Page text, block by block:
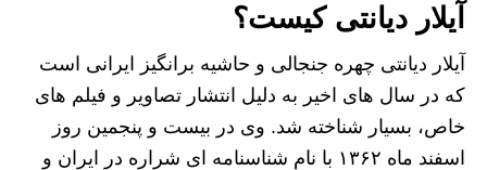
آیلار دیانتی کیست؟
آیلار دیانتی چهره جنجالی و حاشیه برانگیز ایرانی است
که در سال های اخیر به دلیل انتشار تصاویر و فیلم های
خاص، بسیار شناخته شد. وی در بیست و پنجمین روز
اسفند ماه ۱۳۶۲ با نام شناسنامه ای شراره در ایران و